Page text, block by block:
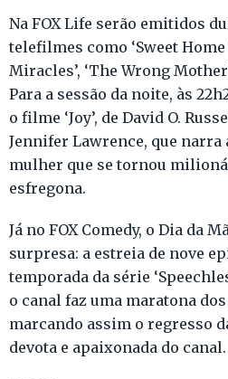
Na FOX Life serão emitidos
telefilmes como ‘Sweet Home
Miracles’, ‘The Wrong
Para a sessão da noite, às
o filme ‘Joy’, de David O.
Jennifer Lawrence, que
mulher que se tornou
esfregona.
Já no FOX Comedy, o Dia da
surpresa: a estreia de nove
temporada da série
o canal faz uma maratona
marcando assim o regresso
devota e apaixonada do canal.